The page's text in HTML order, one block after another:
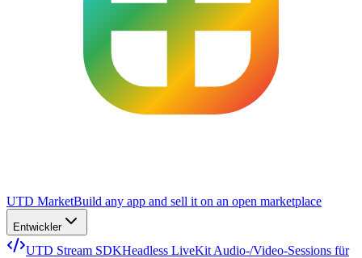
UTD MarketBuild any app and sell it on an open marketplace
Entwickler
UTD Stream SDKHeadless LiveKit Audio-/Video-Sessions für